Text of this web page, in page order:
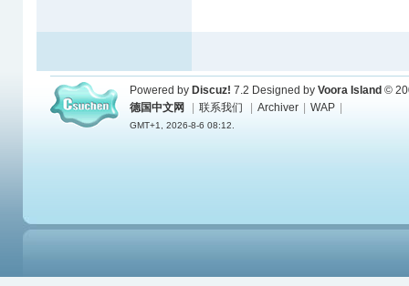
Powered by Discuz! 7.2 Designed by Voora Island ©
德国中文网
联系我们 Archiver WAP
GMT+1, 2026-8-6 08:12.